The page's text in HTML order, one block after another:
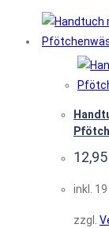
12,95
inkl.
zzgl.